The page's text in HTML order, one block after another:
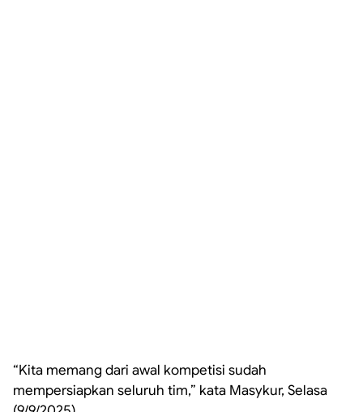
“Kita memang dari awal kompetisi sudah
mempersiapkan seluruh tim,” kata Masykur, Selasa